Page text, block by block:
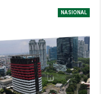
NASIONAL